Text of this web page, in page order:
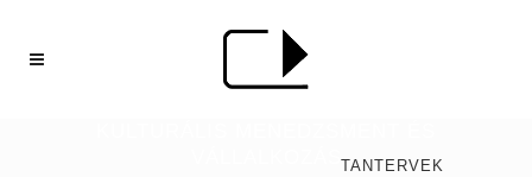
VÁLLALKOZÁSTANTERVEK